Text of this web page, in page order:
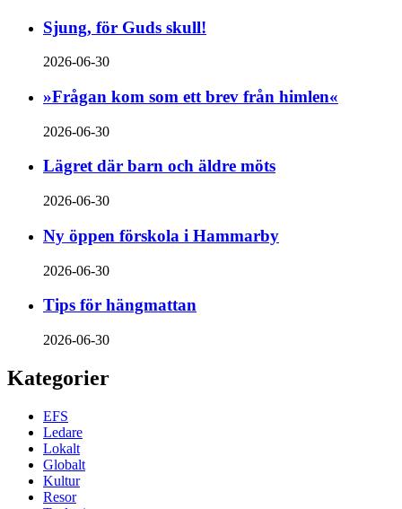
Sjung, för Guds skull!
2026-06-30
»Frågan kom som ett brev från himlen«
2026-06-30
Lägret där barn och äldre möts
2026-06-30
Ny öppen förskola i Hammarby
2026-06-30
Tips för hängmattan
2026-06-30
Kategorier
EFS
Ledare
Lokalt
Globalt
Kultur
Resor